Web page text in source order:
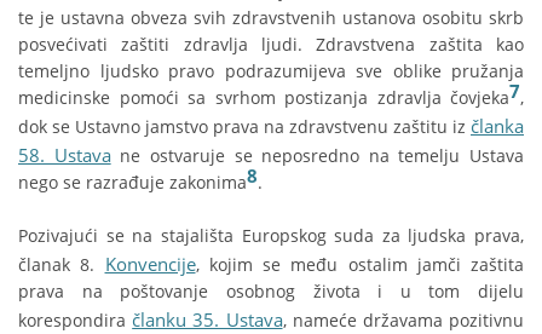
te je ustavna obveza svih zdravstvenih ustanova osobitu skrb
posvećivati zaštiti zdravlja ljudi. Zdravstvena zaštita kao
temeljno ljudsko pravo podrazumijeva sve oblike pružanja
medicinske pomoći sa svrhom postizanja zdravlja čovjeka7,
dok se Ustavno jamstvo prava na zdravstvenu zaštitu iz članka
58. Ustavane ostvaruje se neposredno na temelju Ustava
nego se razrađuje zakonima8.
Pozivajući se na stajališta Europskog suda za ljudska prava,
članak 8. Konvencije, kojim se među ostalim jamči zaštita
prava na poštovanje osobnog života i u tom dijelu
korespondira članku 35. Ustava, nameće državama pozitivnu